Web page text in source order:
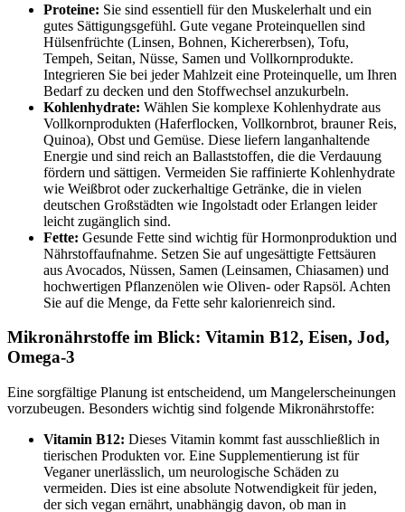
Proteine: Sie sind essentiell für den Muskelerhalt und ein
gutes Sättigungsgefühl. Gute vegane Proteinquellen sind
Hülsenfrüchte (Linsen, Bohnen, Kichererbsen), Tofu,
Tempeh, Seitan, Nüsse, Samen und Vollkornprodukte.
Integrieren Sie bei jeder Mahlzeit eine Proteinquelle, um Ihren
Bedarf zu decken und den Stoffwechsel anzukurbeln.
Kohlenhydrate: Wählen Sie komplexe Kohlenhydrate aus
Vollkornprodukten (Haferflocken, Vollkornbrot, brauner Reis,
Quinoa), Obst und Gemüse. Diese liefern langanhaltende
Energie und sind reich an Ballaststoffen, die die Verdauung
fördern und sättigen. Vermeiden Sie raffinierte Kohlenhydrate
wie Weißbrot oder zuckerhaltige Getränke, die in vielen
deutschen Großstädten wie Ingolstadt oder Erlangen leider
leicht zugänglich sind.
Fette: Gesunde Fette sind wichtig für Hormonproduktion und
Nährstoffaufnahme. Setzen Sie auf ungesättigte Fettsäuren
aus Avocados, Nüssen, Samen (Leinsamen, Chiasamen) und
hochwertigen Pflanzenölen wie Oliven- oder Rapsöl. Achten
Sie auf die Menge, da Fette sehr kalorienreich sind.
Mikronährstoffe im Blick: Vitamin B12, Eisen, Jod,
Omega-3
Eine sorgfältige Planung ist entscheidend, um Mangelerscheinungen
vorzubeugen. Besonders wichtig sind folgende Mikronährstoffe:
Vitamin B12: Dieses Vitamin kommt fast ausschließlich in
tierischen Produkten vor. Eine Supplementierung ist für
Veganer unerlässlich, um neurologische Schäden zu
vermeiden. Dies ist eine absolute Notwendigkeit für jeden,
der sich vegan ernährt, unabhängig davon, ob man in